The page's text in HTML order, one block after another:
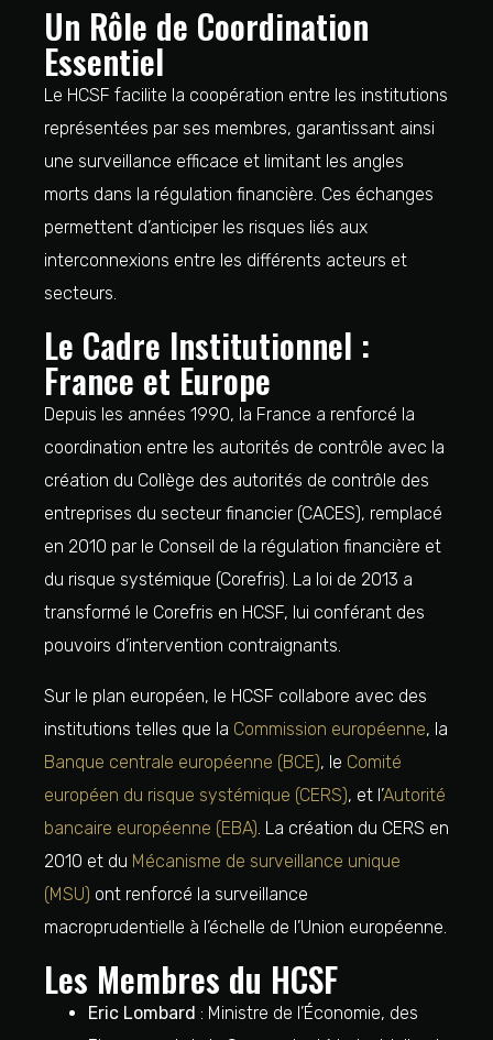
Un Rôle de Coordination
Essentiel
Le HCSF facilite la coopération entre les institutions
représentées par ses membres, garantissant ainsi
une surveillance efficace et limitant les angles
morts dans la régulation financière. Ces échanges
permettent d’anticiper les risques liés aux
interconnexions entre les différents acteurs et
secteurs.
Le Cadre Institutionnel :
France et Europe
Depuis les années 1990, la France a renforcé la
coordination entre les autorités de contrôle avec la
création du Collège des autorités de contrôle des
entreprises du secteur financier (CACES), remplacé
en 2010 par le Conseil de la régulation financière et
du risque systémique (Corefris). La loi de 2013 a
transformé le Corefris en HCSF, lui conférant des
pouvoirs d’intervention contraignants.
Sur le plan européen, le HCSF collabore avec des
institutions telles que la Commission européenne, la
Banque centrale européenne (BCE), le Comité
européen du risque systémique (CERS), et l’Autorité
bancaire européenne (EBA). La création du CERS en
2010 et du Mécanisme de surveillance unique
(MSU) ont renforcé la surveillance
macroprudentielle à l’échelle de l’Union européenne.
Les Membres du HCSF
Eric Lombard : Ministre de l’Économie, des